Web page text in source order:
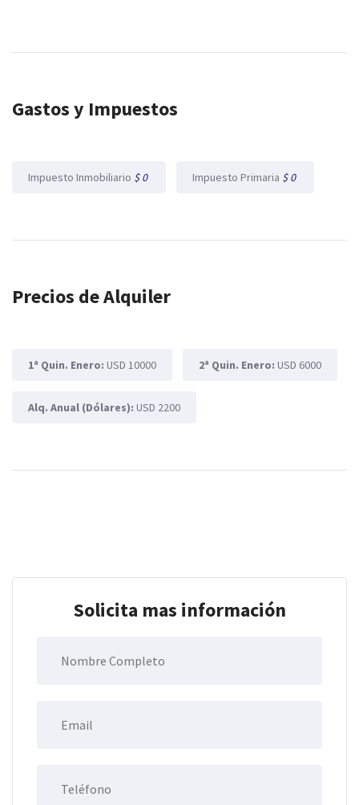
Gastos y Impuestos
Impuesto Inmobiliario $ 0 Impuesto Primaria $ 0
Precios de Alquiler
1ª Quin. Enero: USD 10000 2ª Quin. Enero: USD 6000
Alq. Anual (Dólares): USD 2200
Solicita mas información